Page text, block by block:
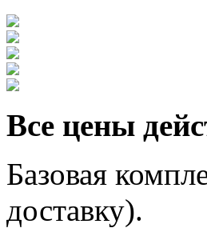
Все цены
Базовая
доставку).